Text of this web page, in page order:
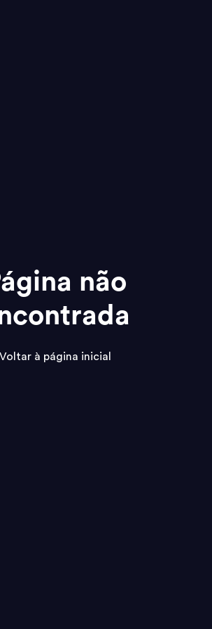
não
Voltar à página inicial